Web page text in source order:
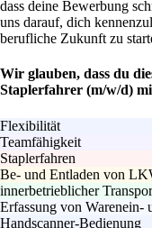
dass deine Bewerbung
uns darauf, dich
berufliche Zukunft zu
Wir glauben, dass du
Staplerfahrer (m/w/d)
Flexibilität
Teamfähigkeit
Staplerfahren
Be- und Entladen von
innerbetrieblicher
Erfassung von Warenein-
Handscanner-Bedienung